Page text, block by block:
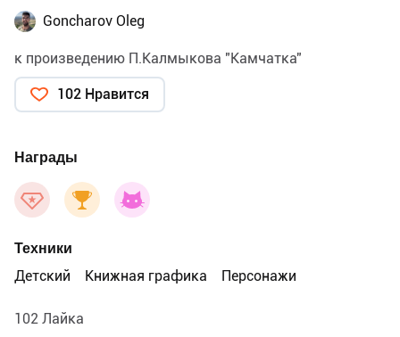
Goncharov Oleg
к произведению П.Калмыкова "Камчатка"
102 Нравится
Награды
Техники
Детский
Книжная графика Персонажи
102 Лайка